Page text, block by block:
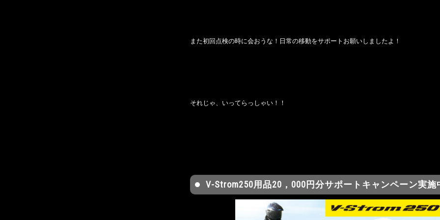
また初回点検の時に会おうな！日常の移動をサポートお願いしましたよ！
それじゃ、いってらっしゃい！！
V-Strom250用品20，000円分サポートキャンペーン実施